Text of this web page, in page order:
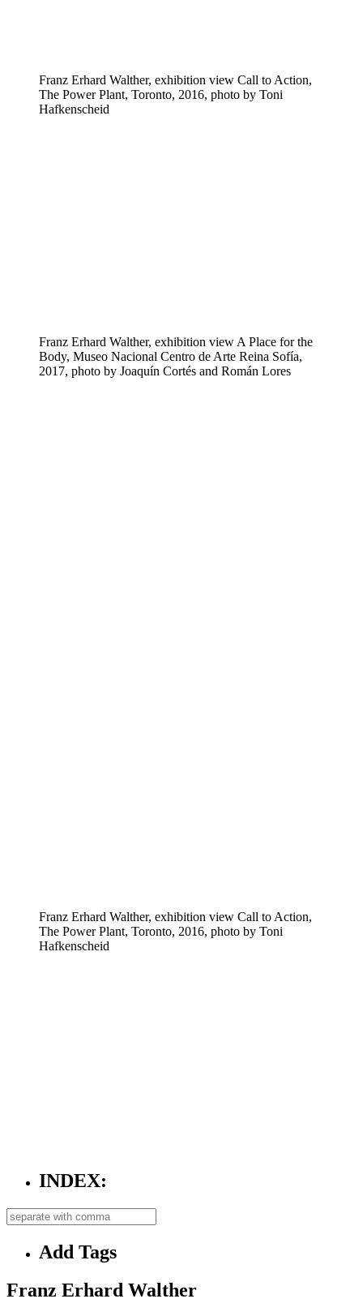
Franz Erhard Walther, exhibition view Call to Action,
The Power Plant, Toronto, 2016, photo by Toni
Hafkenscheid
Franz Erhard Walther, exhibition view A Place for the
Body, Museo Nacional Centro de Arte Reina Sofía,
2017, photo by Joaquín Cortés and Román Lores
Franz Erhard Walther, exhibition view Call to Action,
The Power Plant, Toronto, 2016, photo by Toni
Hafkenscheid
INDEX:
Add Tags
Franz Erhard Walther